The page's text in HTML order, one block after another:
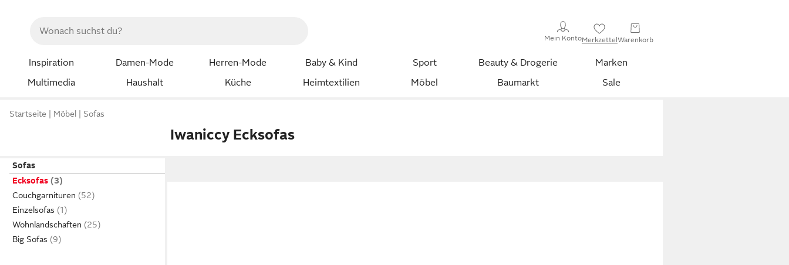
Mein KontoMerkzettelWarenkorb
Inspiration Damen-Mode Herren-Mode Baby & Kind Sport Beauty & Drogerie
Marken
Multimedia
Haushalt Küche Heimtextilien Möbel Baumarkt Sale
Startseite Möbel Sofas
Iwaniccy Ecksofas
Sofas
Ecksofas
Couchgarnituren
Einzelsofas
Wohnlandschaften
Big Sofas